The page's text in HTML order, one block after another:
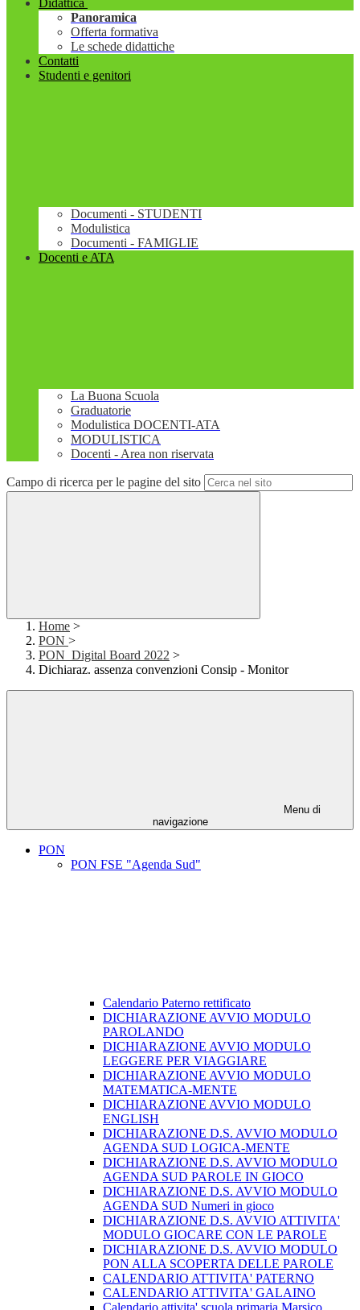
Didattica
Panoramica
Offerta formativa
Le schede didattiche
Contatti
Studenti e genitori
Documenti - STUDENTI
Modulistica
Documenti - FAMIGLIE
Docenti e ATA
La Buona Scuola
Graduatorie
Modulistica DOCENTI-ATA
MODULISTICA
Docenti - Area non riservata
Campo di ricerca per le pagine del sito
Home >
PON >
PON_Digital Board 2022 >
Dichiaraz. assenza convenzioni Consip - Monitor
Menu di
navigazione
PON
PON FSE "Agenda Sud"
Calendario Paterno rettificato
DICHIARAZIONE AVVIO MODULO
PAROLANDO
DICHIARAZIONE AVVIO MODULO
LEGGERE PER VIAGGIARE
DICHIARAZIONE AVVIO MODULO
MATEMATICA-MENTE
DICHIARAZIONE AVVIO MODULO
ENGLISH
DICHIARAZIONE D.S. AVVIO MODULO
AGENDA SUD LOGICA-MENTE
DICHIARAZIONE D.S. AVVIO MODULO
AGENDA SUD PAROLE IN GIOCO
DICHIARAZIONE D.S. AVVIO MODULO
AGENDA SUD Numeri in gioco
DICHIARAZIONE D.S. AVVIO ATTIVITA'
MODULO GIOCARE CON LE PAROLE
DICHIARAZIONE D.S. AVVIO MODULO
PON ALLA SCOPERTA DELLE PAROLE
CALENDARIO ATTIVITA' PATERNO
CALENDARIO ATTIVITA' GALAINO